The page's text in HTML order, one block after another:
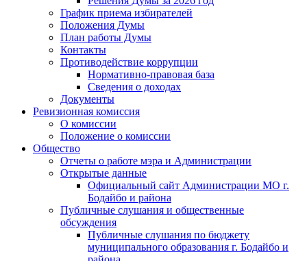
График приема избирателей
Положения Думы
План работы Думы
Контакты
Противодействие коррупции
Нормативно-правовая база
Сведения о доходах
Документы
Ревизионная комиссия
О комиссии
Положение о комиссии
Общество
Отчеты о работе мэра и Администрации
Открытые данные
Официальный сайт Администрации МО г.
Бодайбо и района
Публичные слушания и общественные
обсуждения
Публичные слушания по бюджету
муниципального образования г. Бодайбо и